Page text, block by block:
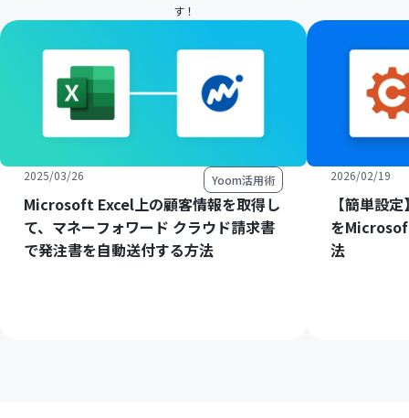
す！
2025/03/26 Yoom活用術
Microsoft Excel上の顧客情報を取得し
て、マネーフォワード クラウド請求書
で発注書を自動送付する方法
2026/02/19
【簡単設
を
法